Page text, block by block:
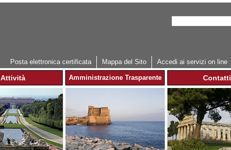
Accedi ai servizi on line
Mappa del Sito
Posta elettronica certificata
Attività Amministrazione Trasparente Contatti